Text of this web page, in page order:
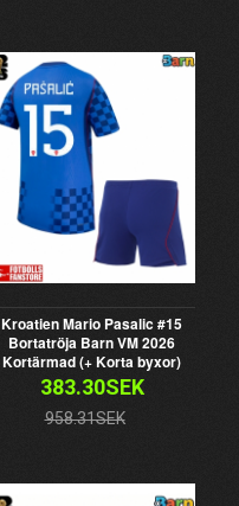
Kroatien Mario Pasalic #15
Bortatröja Barn VM 2026
Kortärmad (+ Korta byxor)
383.30SEK
958.31SEK